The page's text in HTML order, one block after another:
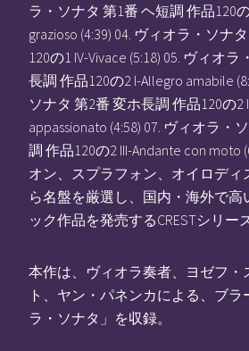
ラ・ソナタ 第1番 ヘ短調 作品120
grazioso (4:39) 04. ヴィオラ・ソナ
120の1 IV-Vivace (5:18) 05. ヴィオ
長調 作品120の2 I-Allegro amabile
ソナタ 第2番 変ホ長調 作品120の2
appassionato (4:58) 07. ヴィオラ・
調 作品120の2 III-Andante con moto
オン、スプラフォン、オイロディ
ら名盤を厳選し、国内・海外で高
ック作品を発売するCRESTシリーズ
本作は、ヴィオラ奏者、ヨゼフ・
ト、ヤン・パネンカによる、ブ
ラ・ソナタ」を収録。